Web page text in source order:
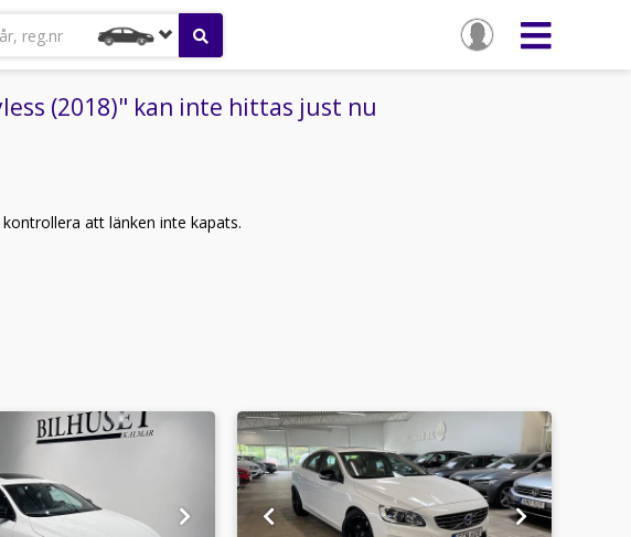
reg.nr
(2018)" kan inte hittas just nu
att länken inte kapats.